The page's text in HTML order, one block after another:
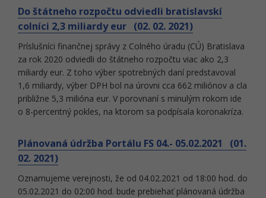
Do štátneho rozpočtu odviedli bratislavskí
colníci 2,3 miliardy eur (02. 02. 2021)
Príslušníci finančnej správy z Colného úradu (CÚ) Bratislava
za rok 2020 odviedli do štátneho rozpočtu viac ako 2,3
miliardy eur. Z toho výber spotrebných daní predstavoval
1,6 miliardy, výber DPH bol na úrovni cca 662 miliónov a cla
približne 5,3 milióna eur. V porovnaní s minulým rokom ide
o 8-percentný pokles, na ktorom sa podpísala koronakríza.
Plánovaná údržba Portálu FS 04.- 05.02.2021 (01.
02. 2021)
Oznamujeme verejnosti, že od 04.02.2021 od 18:00 hod. do
05.02.2021 do 02:00 hod. bude prebiehať plánovaná údržba